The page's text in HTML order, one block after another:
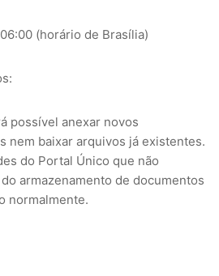
(horário de Brasília)
possível anexar novos
nem baixar arquivos já existentes.
do Portal Único que não
armazenamento de documentos
normalmente.